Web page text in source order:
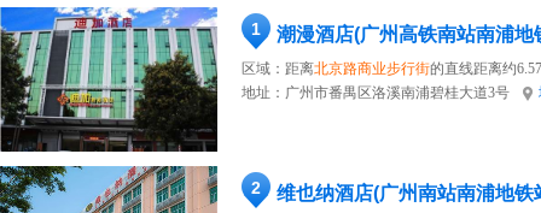
1 潮漫酒店(广州高铁南站南浦地
区域：距离北京路商业步行街的直线距离约
地址： 广州市番禺区洛溪南浦碧桂大道3号
2 维也纳酒店(广州南站南浦地铁